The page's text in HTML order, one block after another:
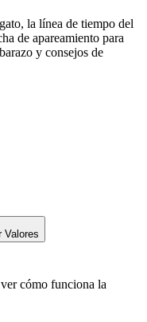
la línea de tiempo del
de apareamiento para
y consejos de
Valores
cómo funciona la